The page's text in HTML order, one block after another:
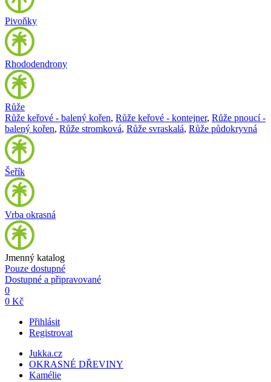
Pivoňky
Rhododendrony
Růže
Růže keřové - balený kořen, Růže keřové - kontejner, Růže pnoucí -
balený kořen, Růže stromková, Růže svraskalá, Růže půdokryvná
Šeřík
Vrba okrasná
Jmenný katalog
Pouze dostupné
Dostupné a připravované
0
0 Kč
Přihlásit
Registrovat
Jukka.cz
OKRASNÉ DŘEVINY
Kamélie